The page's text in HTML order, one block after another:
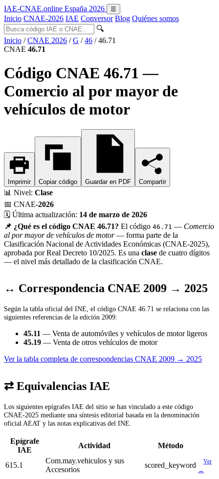
IAE-CNAE.online España 2026 ☰
Inicio CNAE-2026 IAE Conversor Blog Quiénes somos
🔍
Inicio / CNAE 2026 / G / 46 / 46.71
CNAE 46.71
Código CNAE 46.71 —
Comercio al por mayor de
vehículos de motor
Imprimir Copiar código Guardar en PDF Compartir
📊 Nivel: Clase
📅 CNAE-2026
🗓️ Última actualización: 14 de marzo de 2026
📌 ¿Qué es el código CNAE 46.71? El código 46.71 — Comercio
al por mayor de vehículos de motor— forma parte de la
Clasificación Nacional de Actividades Económicas (CNAE-2025),
aprobada por Real Decreto 10/2025. Es una clase de cuatro dígitos
— el nivel más detallado de la clasificación CNAE.
↔ Correspondencia CNAE 2009 → 2025
Según la tabla oficial del INE, el código CNAE 46.71 se relaciona con las
siguientes referencias de la edición 2009:
45.11 — Venta de automóviles y vehículos de motor ligeros
45.19 — Venta de otros vehículos de motor
Ver la tabla completa de correspondencias CNAE 2009 → 2025
⇄ Equivalencias IAE
Los siguientes epígrafes IAE del sitio se han vinculado a este código
CNAE-2025 mediante una síntesis editorial basada en la denominación
oficial AEAT y las notas explicativas del INE.
Epígrafe
IAE
Actividad Método
615.1
Com.may.vehiculos y sus
Accesorios
scored_keyword
Ver
→